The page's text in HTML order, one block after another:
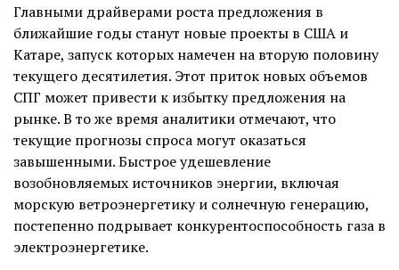
Главными драйверами роста предложения в
ближайшие годы станут новые проекты в США и
Катаре, запуск которых намечен на вторую половину
текущего десятилетия. Этот приток новых объемов
СПГ может привести к избытку предложения на
рынке. В то же время аналитики отмечают, что
текущие прогнозы спроса могут оказаться
завышенными. Быстрое удешевление
возобновляемых источников энергии, включая
морскую ветроэнергетику и солнечную генерацию,
постепенно подрывает конкурентоспособность газа в
электроэнергетике.